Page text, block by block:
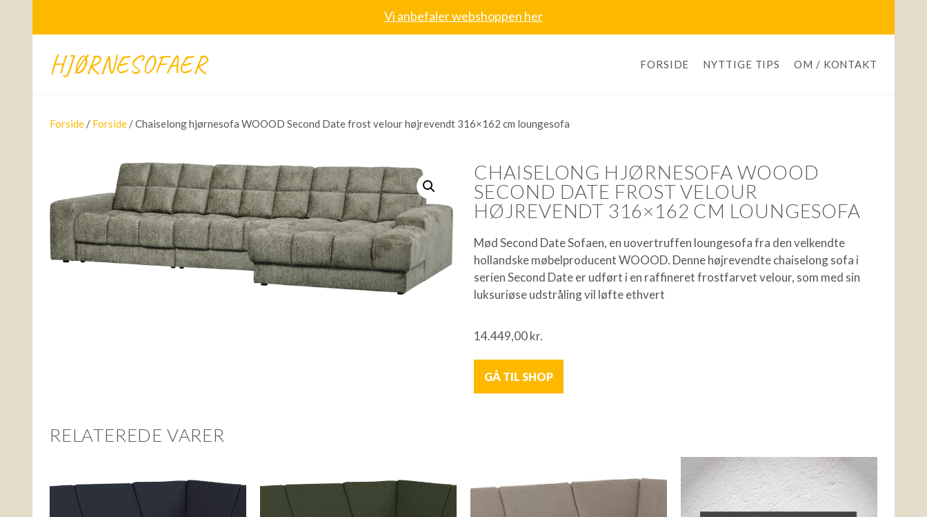
Vi anbefaler webshoppen her
HJØRNESOFAER FORSIDE NYTTIGE TIPS OM / KONTAKT
Forside / Forside / Chaiselong hjørnesofa WOOOD Second Date frost velour højrevendt 316×162 cm loungesofa
CHAISELONG HJØRNESOFA WOOOD
SECOND DATE FROST VELOUR
HØJREVENDT 316×162 CM LOUNGESOFA
Mød Second Date Sofaen, en uovertruffen loungesofa fra den velkendte
hollandske møbelproducent WOOOD. Denne højrevendte chaiselong sofa i
serien Second Date er udført i en raffineret frostfarvet velour, som med sin
luksuriøse udstråling vil løfte ethvert
14.449,00kr.
GÅ TIL SHOP
RELATEREDE VARER